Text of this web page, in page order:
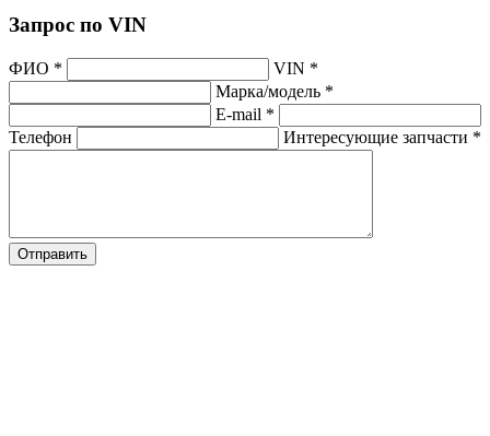
Запрос по VIN
ФИО * VIN *
Марка/модель *
E-mail *
Телефон
Интересующие запчасти *